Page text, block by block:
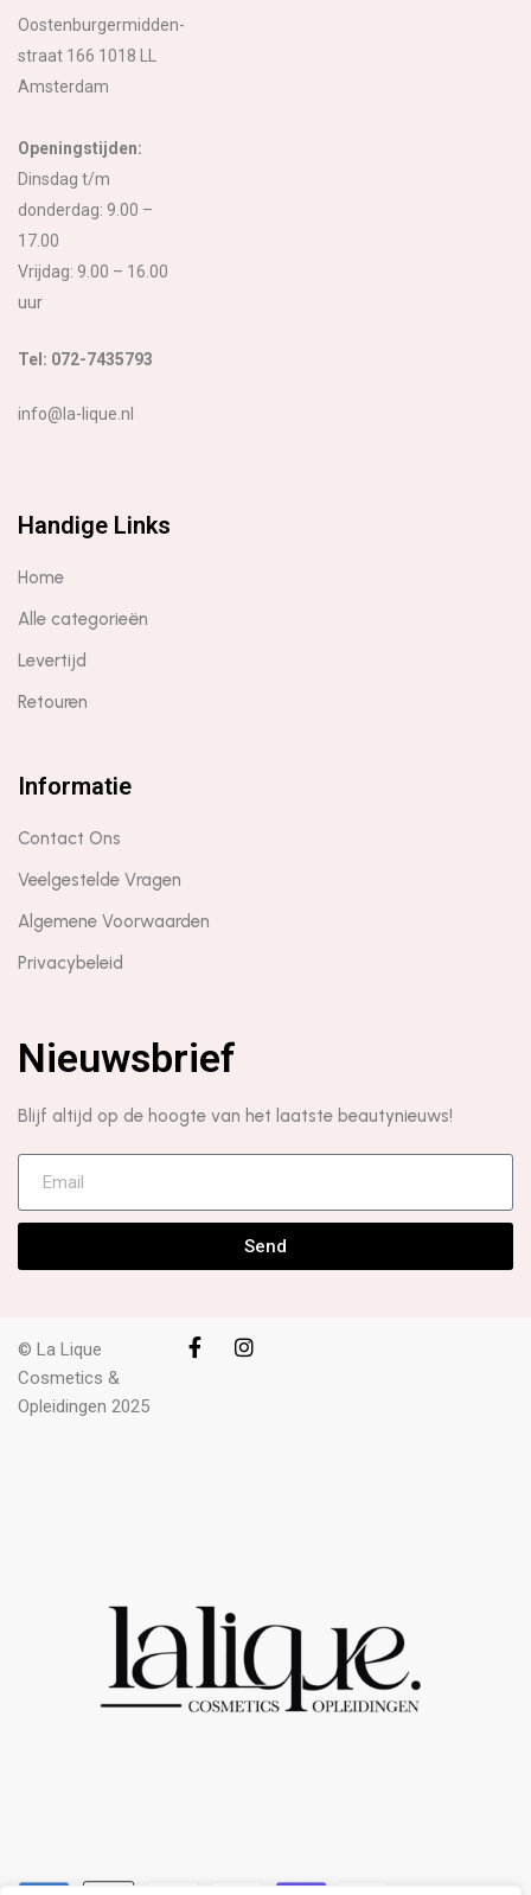
Oostenburgermidden-
straat 166 1018 LL
Amsterdam
Openingstijden:
Dinsdag t/m
donderdag: 9.00 –
17.00
Vrijdag: 9.00 – 16.00
uur
Tel: 072-7435793
info@la-lique.nl
Handige Links
Home
Alle categorieën
Levertijd
Retouren
Informatie
Contact Ons
Veelgestelde Vragen
Algemene Voorwaarden
Privacybeleid
Nieuwsbrief
Blijf altijd op de hoogte van het laatste beautynieuws!
Send
© La Lique
Cosmetics &
Opleidingen 2025